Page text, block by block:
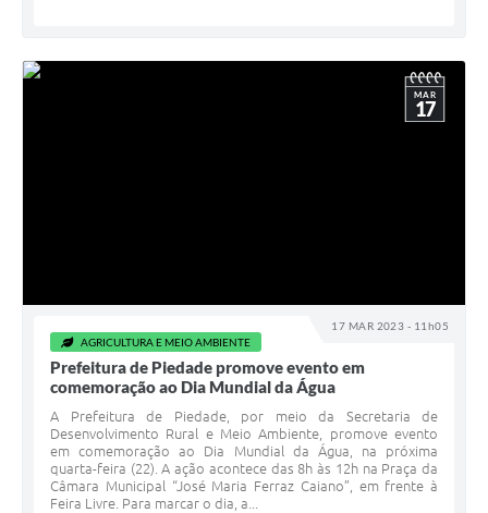
17 MAR 2023 - 11h05
MAR
17
AGRICULTURA E MEIO AMBIENTE
Prefeitura de Piedade promove evento em
comemoração ao Dia Mundial da Água
A Prefeitura de Piedade, por meio da Secretaria de
Desenvolvimento Rural e Meio Ambiente, promove evento
em comemoração ao Dia Mundial da Água, na próxima
quarta-feira (22). A ação acontece das 8h às 12h na Praça da
Câmara Municipal “José Maria Ferraz Caiano”, em frente à
Feira Livre. Para marcar o dia, a...